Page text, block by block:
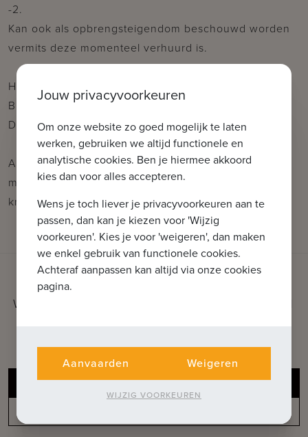
-2.
Kan ook als opbrengsteigendom beschouwd worden
vermits deze momenteel verhuurd is.
Hoogte: 2 m 04
Breedte; 2,75 m - poort: 2,30 m
Diepte: 10,95 m
Aarzel niet om contact met ons op te nemen voor
meer informatie: tel.: 050 62 44 14 of via
knokke@immax.be.
WAT KUNNEN WE VOOR U BETEKENEN
Gratis schatting van uw pand
Jouw privacyvoorkeuren
Om onze website zo goed mogelijk te laten
werken, gebruiken we altijd functionele en
analytische cookies. Ben je hiermee akkoord
kies dan voor alles accepteren.
Wens je toch liever je privacyvoorkeuren aan te
passen, dan kan je kiezen voor 'Wijzig
voorkeuren'. Kies je voor 'weigeren', dan maken
we enkel gebruik van functionele cookies.
Achteraf aanpassen kan altijd via onze cookies
pagina.
Aanvaarden Weigeren
WIJZIG VOORKEUREN